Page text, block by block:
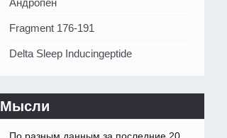
Андропен
Fragment 176-191
Delta Sleep Inducingeptide
Мысли